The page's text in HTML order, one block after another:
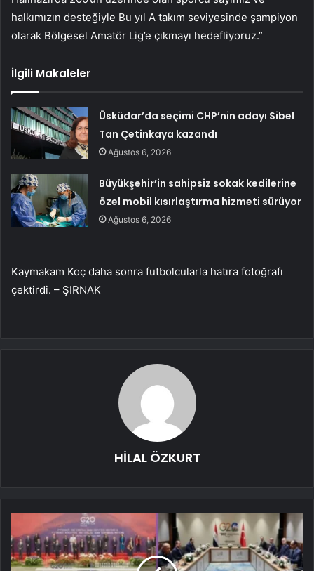
halkımızın desteğiyle Bu yıl A takım seviyesinde şampiyon
olarak Bölgesel Amatör Lig’e çıkmayı hedefliyoruz.”
İlgili Makaleler
Üsküdar’da seçimi CHP’nin adayı Sibel
Tan Çetinkaya kazandı
Ağustos 6, 2026
Büyükşehir’in sahipsiz sokak kedilerine
özel mobil kısırlaştırma hizmeti sürüyor
Ağustos 6, 2026
Kaymakam Koç daha sonra futbolcularla hatıra fotoğrafı
çektirdi. – ŞIRNAK
HİLAL ÖZKURT